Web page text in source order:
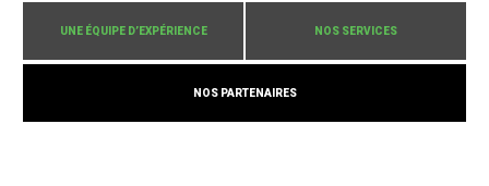
UNE ÉQUIPE D’EXPÉRIENCE NOS SERVICES
NOS PARTENAIRES